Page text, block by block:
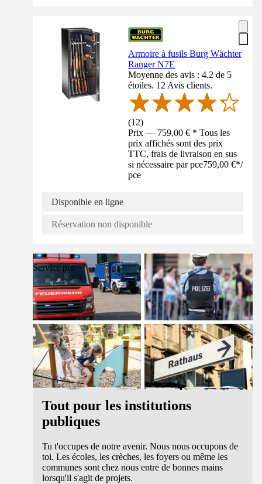
Armoire à fusils Burg Wächter
Ranger N7E
Moyenne des avis : 4.2 de 5
étoiles. 12 Avis clients.
(12)
Prix — 759,00 € * Tous les
prix affichés sont des prix
TTC, frais de livraison en sus
si nécessaire par pce759,00 €*/
pce
Disponible en ligne
Réservation non disponible
Service pro
Tout pour les institutions
publiques
Tu t'occupes de notre avenir. Nous nous occupons de
toi. Les écoles, les crèches, les foyers ou même les
communes sont chez nous entre de bonnes mains
lorsqu'il s'agit de projets.